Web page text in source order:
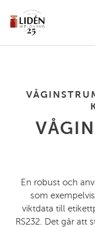
En robust och
som
viktdata till
RS232. Det går att